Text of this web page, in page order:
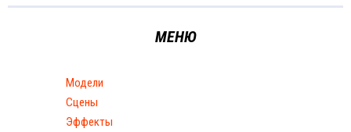
МЕНЮ
Модели
Сцены
Эффекты